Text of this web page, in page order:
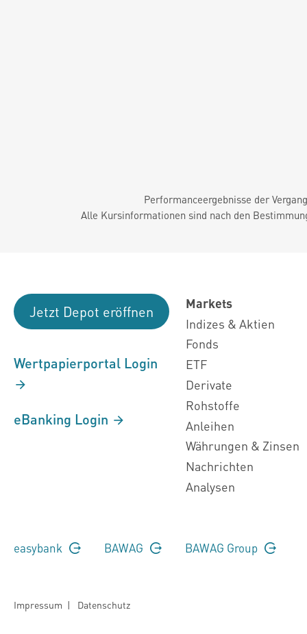
Performanceergebnisse der
Alle Kursinformationen sind nach den
Jetzt Depot eröffnen
Wertpapierportal Login
eBanking Login
Markets
Indizes & Aktien
Fonds
ETF
Derivate
Rohstoffe
Anleihen
Währungen & Zinsen
Nachrichten
Analysen
easybank BAWAG BAWAG Group
Impressum | Datenschutz